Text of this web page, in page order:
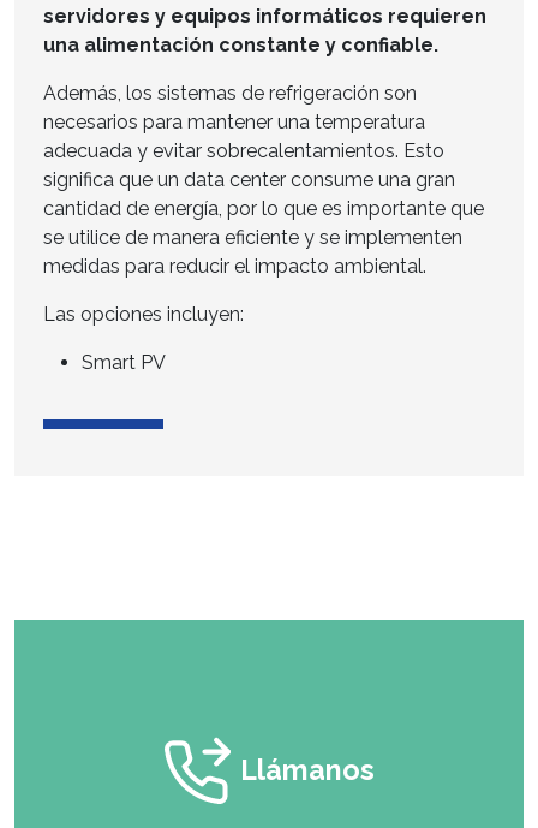
servidores y equipos informáticos requieren
una alimentación constante y confiable.
Además, los sistemas de refrigeración son
necesarios para mantener una temperatura
adecuada y evitar sobrecalentamientos. Esto
significa que un data center consume una gran
cantidad de energía, por lo que es importante que
se utilice de manera eficiente y se implementen
medidas para reducir el impacto ambiental.
Las opciones incluyen:
Smart PV
Llámanos